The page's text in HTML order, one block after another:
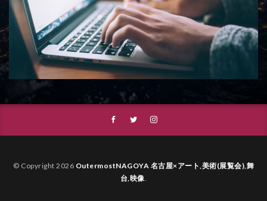
© Copyright 2026 OutermostNAGOYA 名古屋×アート,美術(展覧会),舞
台,映像.